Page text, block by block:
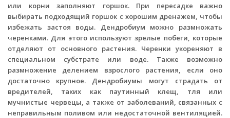
или корни заполняют горшок. При пересадке важно
выбирать подходящий горшок с хорошим дренажем, чтобы
избежать застоя воды. Дендробиум можно размножать
черенками. Для этого используют зрелые побеги, которые
отделяют от основного растения. Черенки укореняют в
специальном субстрате или воде. Также возможно
размножение делением взрослого растения, если оно
достаточно крупное. Дендробиумы могут страдать от
вредителей, таких как паутинный клещ, тля или
мучнистые червецы, а также от заболеваний, связанных с
неправильным поливом или недостаточной вентиляцией.